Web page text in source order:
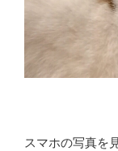
スマホの写真を